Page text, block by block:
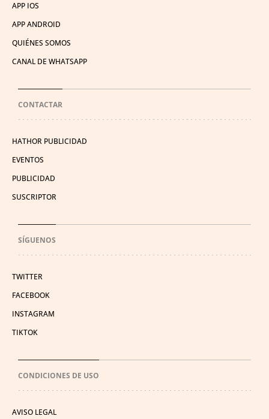
APP IOS
APP ANDROID
QUIÉNES SOMOS
CANAL DE WHATSAPP
CONTACTAR
HATHOR PUBLICIDAD
EVENTOS
PUBLICIDAD
SUSCRIPTOR
SÍGUENOS
TWITTER
FACEBOOK
INSTAGRAM
TIKTOK
CONDICIONES DE USO
AVISO LEGAL